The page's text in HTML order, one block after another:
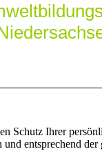
Schutz Ihrer
entsprechend